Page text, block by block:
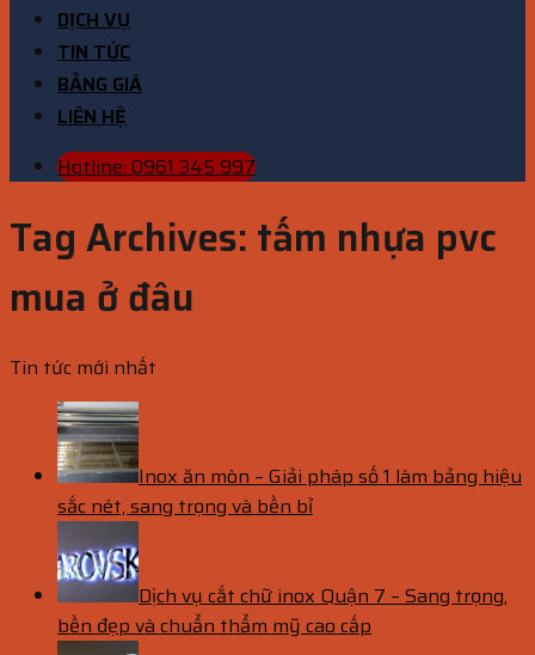
DỊCH VỤ
TIN TỨC
BẢNG GIÁ
LIÊN HỆ
Hotline: 0961 345 997
Tag Archives: tấm nhựa pvc
mua ở đâu
Tin tức mới nhất
Inox ăn mòn – Giải pháp số 1 làm bảng hiệu
sắc nét, sang trọng và bền bỉ
Dịch vụ cắt chữ inox Quận 7 – Sang trọng,
bền đẹp và chuẩn thẩm mỹ cao cấp